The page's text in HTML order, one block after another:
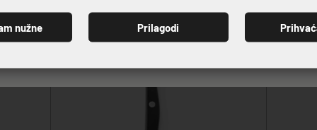
PRIJAVI SE
nužne Prilagodi